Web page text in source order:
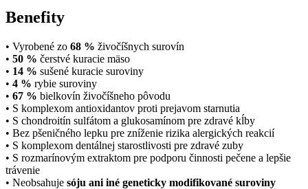
Benefity
• Vyrobené zo 68 % živočíšnych surovín
• 50 % čerstvé kuracie mäso
• 14 % sušené kuracie suroviny
• 4 % rybie suroviny
• 67 % bielkovín živočíšneho pôvodu
• S komplexom antioxidantov proti prejavom starnutia
• S chondroitín sulfátom a glukosamínom pre zdravé kĺby
• Bez pšeničného lepku pre zníženie rizika alergických reakcií
• S komplexom dentálnej starostlivosti pre zdravé zuby
• S rozmarínovým extraktom pre podporu činnosti pečene a lepšie
trávenie
• Neobsahuje sóju ani iné geneticky modifikované suroviny